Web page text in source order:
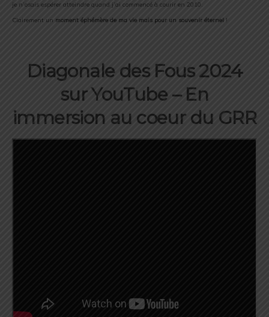
je n’osais espérer atteindre quand j’ai commencé à courir en 2010.
Clairement un moment éphémère de ma vie mais pour un souvenir éternel !
Diagonale des Fous 2024
sur YouTube – En
immersion au coeur du GRR